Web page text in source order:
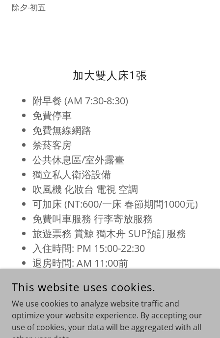
除夕-初五
加大雙人床1張
附早餐 (AM 7:30-8:30)
免費停車
免費無線網路
禁菸客房
公共休息區/室外露臺
獨立私人衛浴設備
吹風機 化妝台 電視 空調
可加床 (NT:600/一床 春節期間1000元)
免費叫車服務 行李寄放服務
旅遊票務 賞鯨 獨木舟 SUP預訂服務
入住時間: PM 15:00-22:30
退房時間: AM 11:00前
館內附設咖啡館(費用另計)
COPYRIGHT © 2026 塞維爾鄉村民宿 - ALL RIGHTS RESERVED.
This website uses cookies.
We use cookies to analyze website traffic and
optimize your website experience. By accepting our
use of cookies, your data will be aggregated with all